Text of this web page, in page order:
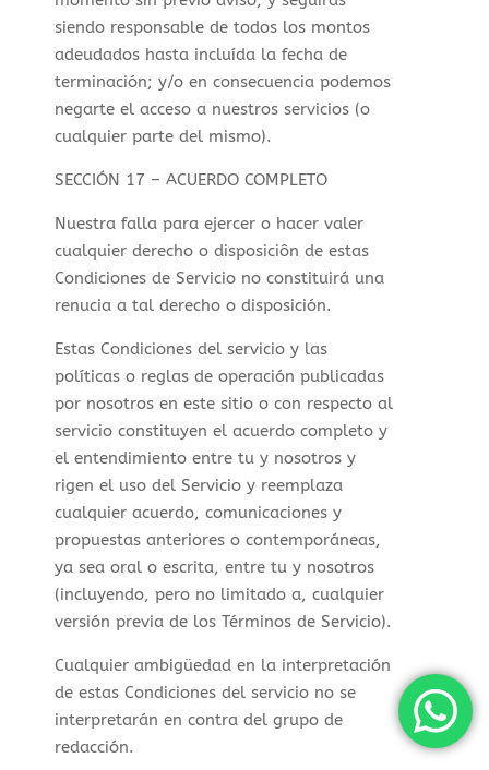
siendo responsable de todos los montos
adeudados hasta incluída la fecha de
terminación; y/o en consecuencia podemos
negarte el acceso a nuestros servicios (o
cualquier parte del mismo).
SECCIÓN 17 – ACUERDO COMPLETO
Nuestra falla para ejercer o hacer valer
cualquier derecho o disposiciôn de estas
Condiciones de Servicio no constituirá una
renucia a tal derecho o disposición.
Estas Condiciones del servicio y las
políticas o reglas de operación publicadas
por nosotros en este sitio o con respecto al
servicio constituyen el acuerdo completo y
el entendimiento entre tu y nosotros y
rigen el uso del Servicio y reemplaza
cualquier acuerdo, comunicaciones y
propuestas anteriores o contemporáneas,
ya sea oral o escrita, entre tu y nosotros
(incluyendo, pero no limitado a, cualquier
versión previa de los Términos de Servicio).
Cualquier ambigüedad en la interpretación
de estas Condiciones del servicio no se
interpretarán en contra del grupo de
redacción.